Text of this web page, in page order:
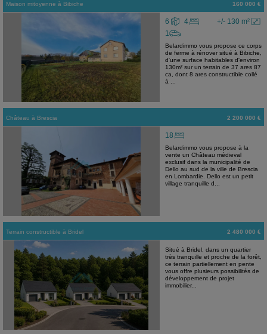
Maison mitoyenne à Bibiche 160 000 €
+/- 130 m²
6
4
1
Belardimmo vous propose ce corps
de ferme à rénover situé à Bibiche,
d'une surface habitables d'environ
130m² sur un terrain de 37 ares 87
ca, dont 8 ares constructible collé
à ...
Château à Brescia 2 200 000 €
18
Belardimmo vous propose à la
vente un Château médieval
exclusif dans la municipalité de
Dello au sud de la ville de Brescia
en Lombardie. Dello est un petit
village tranquille d...
Terrain constructible à Bridel 2 480 000 €
Situé à Bridel, dans un quartier
très tranquille et proche de la forêt,
ce terrain partiellement en pente
vous offre plusieurs possibilités de
développement de projet
immobilier...